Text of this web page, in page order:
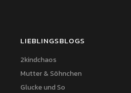
LIEBLINGSBLOGS
2kindchaos
Mutter & Söhnchen
Glucke und So